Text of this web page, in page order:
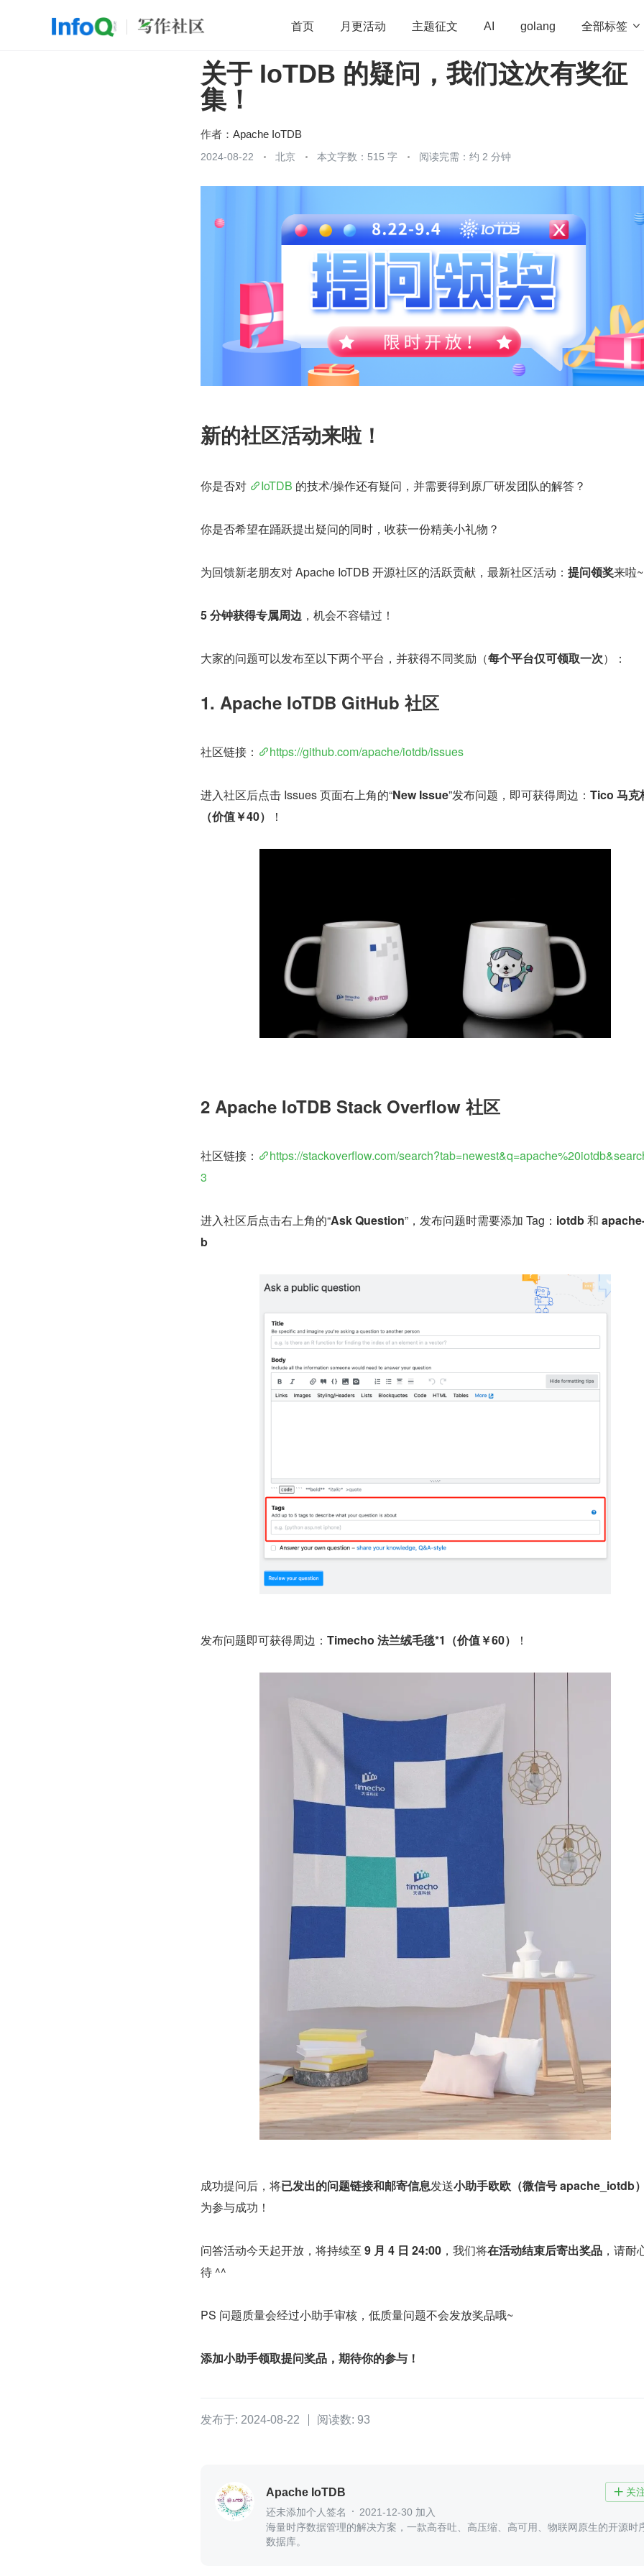
首页 月更活动 主题征文 AI golang 全部标签 
开源 架构 OpenHarmony 学习方法 Web3.0
团队管理
关于 IoTDB 的疑问，我们这次有奖征
集！
作者： Apache IoTDB
2024-08-22 北京 本文字数：515 字 阅读完需：约 2 分钟
新的社区活动来啦！
你是否对 IoTDB 的技术/操作还有疑问，并需要得到原厂研发团队的解答？
你是否希望在踊跃提出疑问的同时，收获一份精美小礼物？
为回馈新老朋友对 Apache IoTDB 开源社区的活跃贡献，最新社区活动： 提问领奖来啦~
5 分钟获得专属周边 ，机会不容错过！
大家的问题可以发布至以下两个平台，并获得不同奖励（每个平台仅可领取一次）：
1. Apache IoTDB GitHub 社区
社区链接： https://github.com/apache/iotdb/issues
进入社区后点击 Issues 页面右上角的“New Issue”发布问题，即可获得周边： Tico 马克
（价值￥40）
！
2 Apache IoTDB Stack Overflow 社区
社区链接：
https://stackoverflow.com/
3
进入社区后点击右上角的“Ask Question”，发布问题时需要添加 Tag： iotdb 和
b
发布问题即可获得周边： Timecho 法兰绒毛毯*1（价值￥60） ！
成功提问后，将已发出的问题链接和邮寄信息发送小助手欧欧（微信号 apache_iotdb
为参与成功！
问答活动今天起开放，将持续至 9 月 4 日 24:00 ，我们将在活动结束后寄出奖品 ，请耐
待 ^^
PS 问题质量会经过小助手审核，低质量问题不会发放奖品哦~
添加小助手领取提问奖品，期待你的参与！
发布于: 2024-08-22 阅读数: 93
Apache IoTDB  关
还未添加个人签名
2021-12-30 加入
海量时序数据管理的解决方案，一款高吞吐、高压缩、高可用、物联网原生的开源时
数据库。